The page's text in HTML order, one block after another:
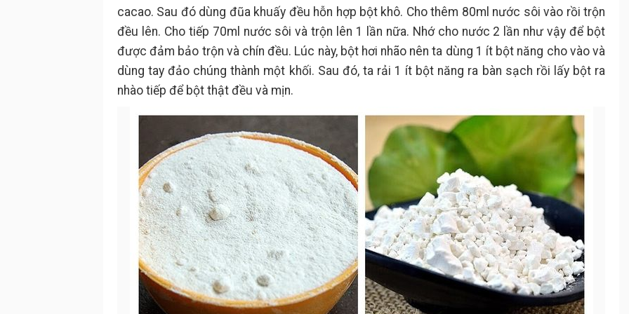
cacao. Sau đó dùng đũa khuấy đều hỗn hợp bột khô. Cho thêm 80ml nước sôi vào rồi trộn
đều lên. Cho tiếp 70ml nước sôi và trộn lên 1 lần nữa. Nhớ cho nước 2 lần như vậy để bột
được đảm bảo trộn và chín đều. Lúc này, bột hơi nhão nên ta dùng 1 ít bột năng cho vào và
dùng tay đảo chúng thành một khối. Sau đó, ta rải 1 ít bột năng ra bàn sạch rồi lấy bột ra
nhào tiếp để bột thật đều và mịn.